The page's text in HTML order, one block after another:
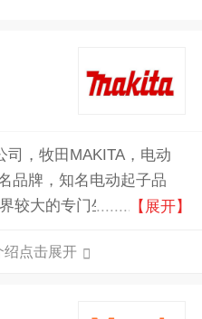
2
司，牧田MAKITA，电动
品牌，知名电动起子品
较大的专门生产专业电动
【展开】
绍点击展开